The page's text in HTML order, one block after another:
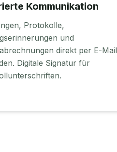
Kommunikation
Protokolle,
und
direkt per E-Mail
Digitale Signatur für